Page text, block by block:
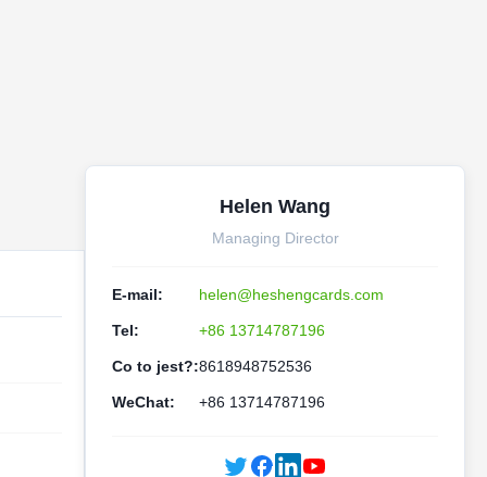
Helen Wang
Managing Director
E-mail: helen@heshengcards.com
Tel: +86 13714787196
Co to jest?:8618948752536
WeChat: +86 13714787196